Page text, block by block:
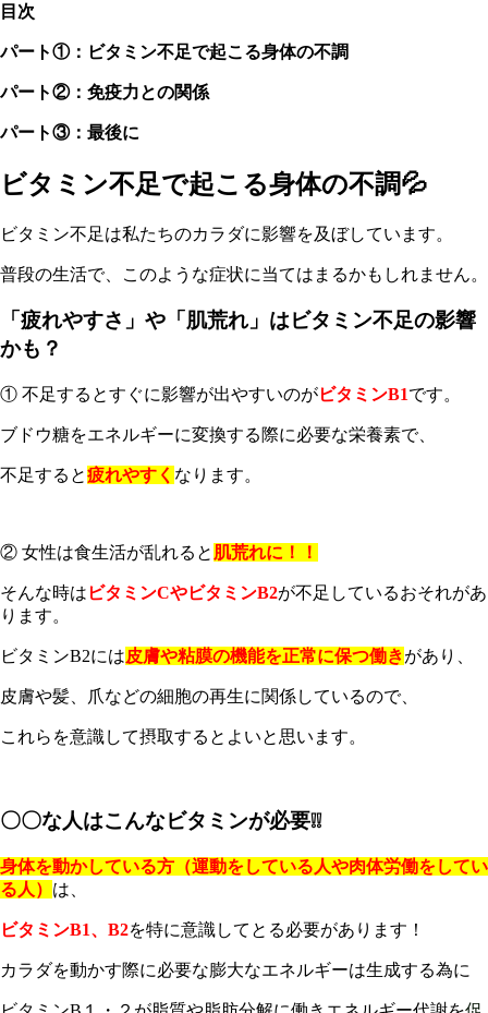
目次
パート①：ビタミン不足で起こる身体の不調
パート②：免疫力との関係
パート③：最後に
ビタミン不足で起こる身体の不調💦
ビタミン不足は私たちのカラダに影響を及ぼしています。
普段の生活で、このような症状に当てはまるかもしれません。
「疲れやすさ」や「肌荒れ」はビタミン不足の影響
かも？
① 不足するとすぐに影響が出やすいのがビタミンB1です。
ブドウ糖をエネルギーに変換する際に必要な栄養素で、
不足すると疲れやすく なります。
② 女性は食生活が乱れると 肌荒れに！！
そんな時は ビタミンCやビタミンB2が不足しているおそれがあ
ります。
ビタミンB2には皮膚や粘膜の機能を正常に保つ働きがあり、
皮膚や髪、爪などの細胞の再生に関係しているので、
これらを意識して摂取するとよいと思います。
〇〇な人はこんなビタミンが必要❕❕
身体を動かしている方（運動をしている人や肉体労働をしてい
る人） は、
ビタミンB1、B2を特に意識してとる必要があります！
カラダを動かす際に必要な膨大なエネルギーは生成する為に